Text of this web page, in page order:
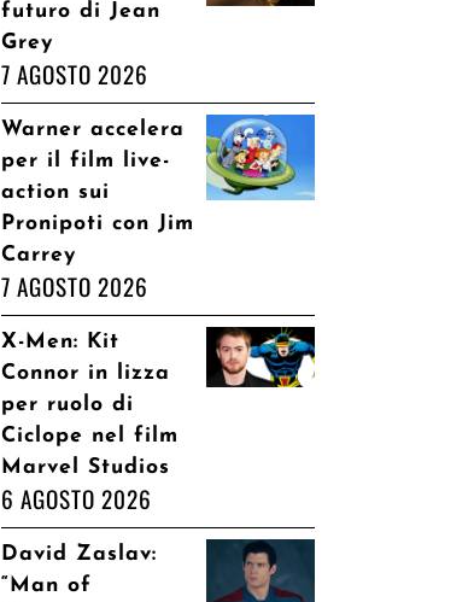
futuro di Jean
Grey
7 AGOSTO 2026
Warner accelera
per il film live-
action sui
Pronipoti con Jim
Carrey
7 AGOSTO 2026
X-Men: Kit
Connor in lizza
per ruolo di
Ciclope nel film
Marvel Studios
6 AGOSTO 2026
David Zaslav:
“Man of